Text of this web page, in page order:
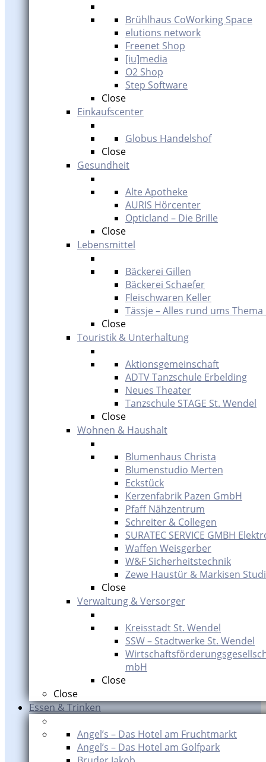
Brühlhaus CoWorking Space
elutions network
Freenet Shop
[iu]media
O2 Shop
Step Software
Close
Einkaufscenter
Globus Handelshof
Close
Gesundheit
Alte Apotheke
AURIS Hörcenter
Opticland – Die Brille
Close
Lebensmittel
Bäckerei Gillen
Bäckerei Schaefer
Fleischwaren Keller
Tässje – Alles rund ums
Close
Touristik & Unterhaltung
Aktionsgemeinschaft
ADTV Tanzschule Erbelding
Neues Theater
Tanzschule STAGE St. Wendel
Close
Wohnen & Haushalt
Blumenhaus Christa
Blumenstudio Merten
Eckstück
Kerzenfabrik Pazen GmbH
Pfaff Nähzentrum
Schreiter & Collegen
SURATEC SERVICE GMBH
Waffen Weisgerber
W&F Sicherheitstechnik
Zewe Haustür & Markisen
Close
Verwaltung & Versorger
Kreisstadt St. Wendel
SSW – Stadtwerke St. Wendel
mbH
Close
Close
Essen & Trinken
Angel’s – Das Hotel am Fruchtmarkt
Angel’s – Das Hotel am Golfpark